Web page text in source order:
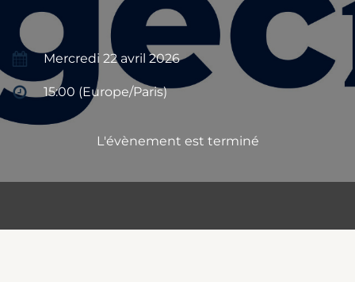
Mercredi 22 avril 2026
15:00 (Europe/Paris)
L'évènement est terminé